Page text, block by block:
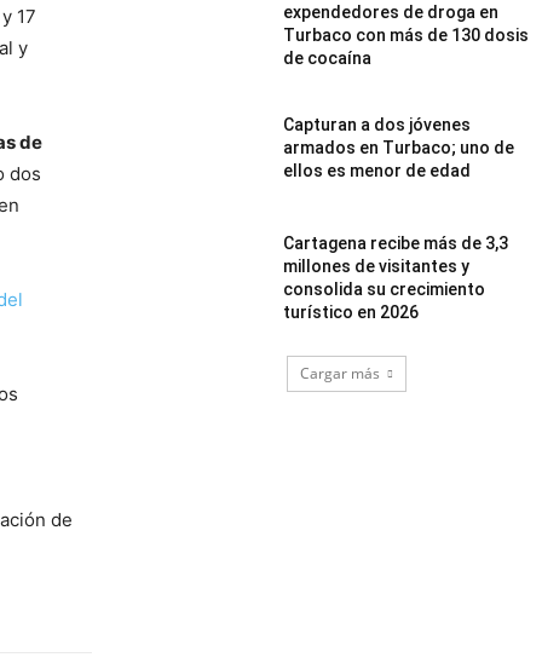
17
y
de
dos
de
expendedores de droga en
Turbaco con más de 130 dosis
de cocaína
Capturan a dos jóvenes
armados en Turbaco; uno de
ellos es menor de edad
Cartagena recibe más de 3,3
millones de visitantes y
consolida su crecimiento
turístico en 2026
Cargar más